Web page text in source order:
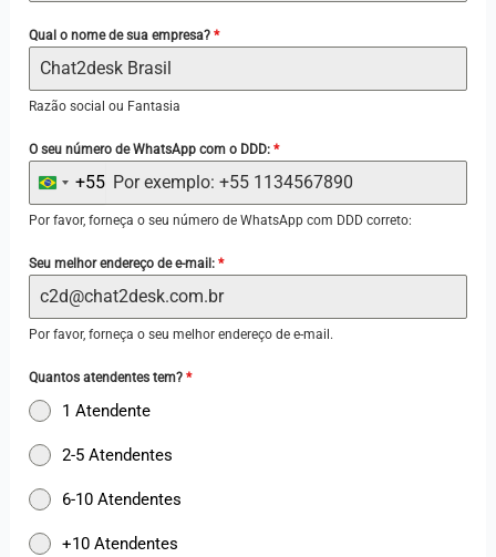
Qual o nome de sua empresa?*
Razão social ou Fantasia
O seu número de WhatsApp com o DDD:*
B
r
z
i
+
5
+55
Por favor, forneça o seu número de WhatsApp com DDD correto:
Seu melhor endereço de e-mail:*
Por favor, forneça o seu melhor endereço de e-mail.
Quantos atendentes tem?*
1 Atendente
2-5 Atendentes
6-10 Atendentes
+10 Atendentes